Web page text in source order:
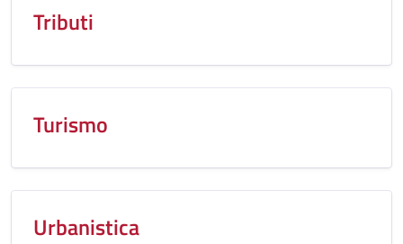
Tributi
Turismo
Urbanistica